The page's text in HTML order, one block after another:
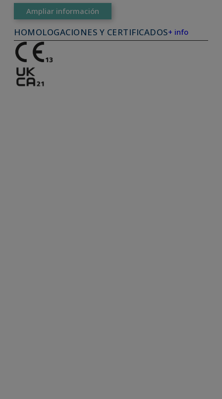
Ampliar información
HOMOLOGACIONES Y CERTIFICADOS+ info